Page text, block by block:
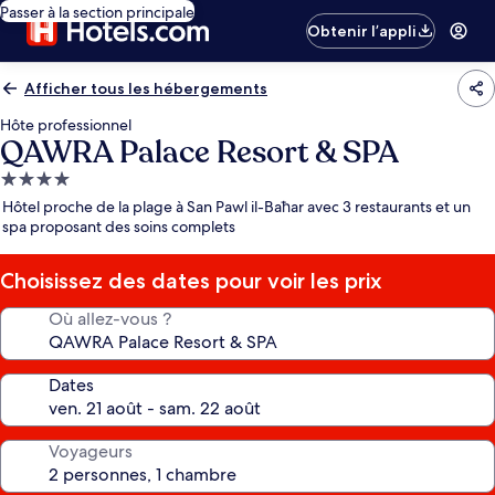
Passer à la section principale
Obtenir l’appli
Afficher tous les hébergements
Hôte professionnel
QAWRA Palace Resort & SPA
Hébergement
4.0 étoiles
Hôtel proche de la plage à San Pawl il-Baħar avec 3 restaurants et un
spa proposant des soins complets
Choisissez des dates pour voir les prix
Où allez-vous ?
Dates
Voyageurs